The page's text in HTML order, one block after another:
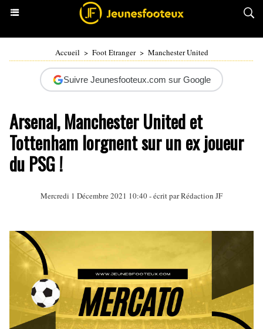
Accueil > Foot Etranger > Manchester United
Suivre Jeunesfooteux.com sur Google
Arsenal, Manchester United et
Tottenham lorgnent sur un ex joueur
du PSG !
Mercredi 1 Décembre 2021 10:40 - écrit par Rédaction JF